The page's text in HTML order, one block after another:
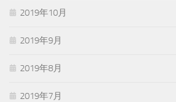
2019年10月
2019年9月
2019年8月
2019年7月